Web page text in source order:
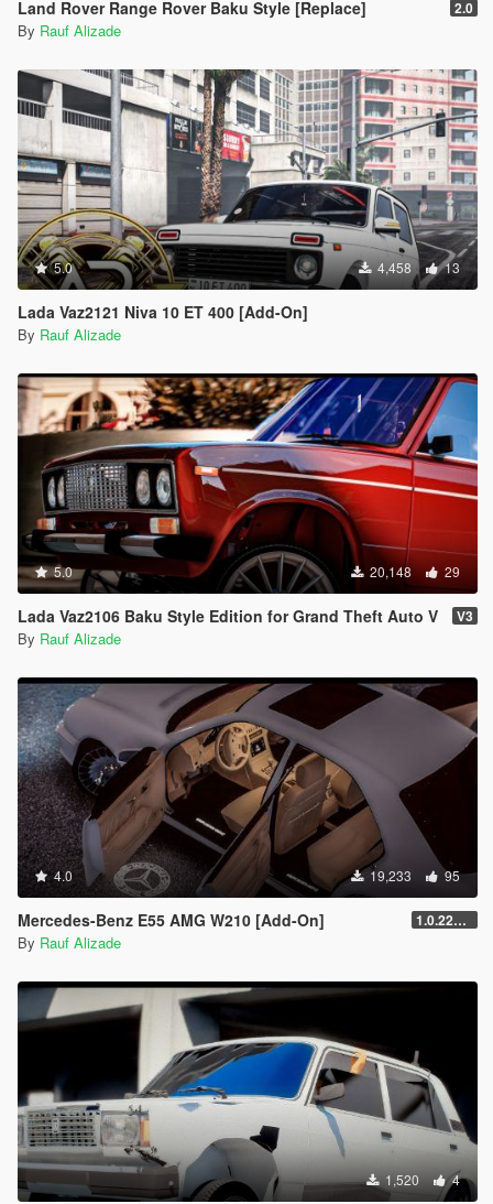
Land Rover Range Rover Baku Style [Replace] 2.0
By Rauf Alizade
5.0 4,458 13
Lada Vaz2121 Niva 10 ET 400 [Add-On]
By Rauf Alizade
5.0 20,148 29
Lada Vaz2106 Baku Style Edition for Grand Theft Auto V V3
By Rauf Alizade
4.0 19,233 95
Mercedes-Benz E55 AMG W210 [Add-On] 1.0.2245.0
By Rauf Alizade
1,520 4